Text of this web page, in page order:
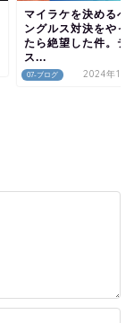
07-ブログ
マイラケを決めるべ
ングルス対決をやっ
たら絶望した件。テ
ス...
2024年10